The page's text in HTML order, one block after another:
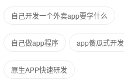
自己开发一个外卖app要学什么
自己做app程序 app傻瓜式开发
原生APP快速研发